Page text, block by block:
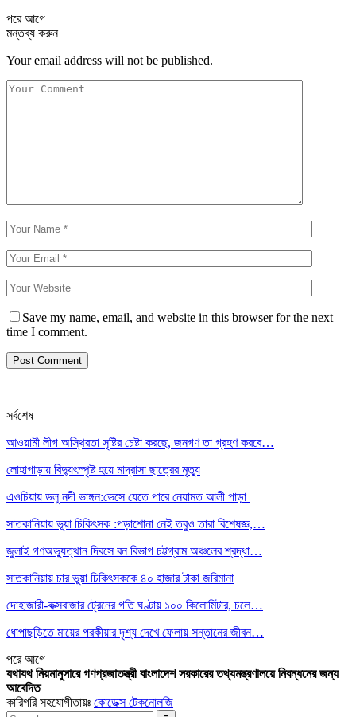
পরেআগে
মন্তব্য করুন
Your email address will not be published.
Save my name, email, and website in this browser for the next
time I comment.
সর্বশেষ
আওয়ামী লীগ অস্থিরতা সৃষ্টির চেষ্টা করছে, জনগণ তা গ্রহণ করবে…
লোহাগাড়ায় বিদ্যুৎস্পৃষ্ট হয়ে মাদ্রাসা ছাত্রের মৃত্যু
এওচিয়ায় ডলু নদী ভাঙ্গন:ভেসে যেতে পারে নেয়ামত আলী পাড়া
সাতকানিয়ায় ভূয়া চিকিৎসক :পড়াশোনা নেই তবুও তারা বিশেষজ্ঞ,…
জুলাই গণঅভ্যুত্থান দিবসে বন বিভাগ চট্টগ্রাম অঞ্চলের শ্রদ্ধা…
সাতকানিয়ায় চার ভুয়া চিকিৎসককে ৪০ হাজার টাকা জরিমানা
দোহাজারী-কক্সবাজার ট্রেনের গতি ঘণ্টায় ১০০ কিলোমিটার, চলে…
ধোপাছড়িতে মায়ের পরকীয়ার দৃশ্য দেখে ফেলায় সন্তানের জীবন…
পরেআগে
যথাযথ নিয়মানুসারে গণপ্রজাতন্ত্রী বাংলাদেশ সরকারের তথ্যমন্ত্রণালয়ে নিবন্ধনের জন্য
আবেদিত
কারিগরি সহযোগীতায়ঃ কোডেক্স টেকনোলজি